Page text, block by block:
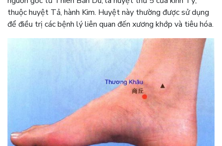
thuộc huyệt Tả, hành Kim. Huyệt này thường được sử dụng
để điều trị các bệnh lý liên quan đến xương khớp và tiêu hóa.